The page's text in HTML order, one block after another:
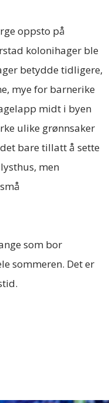
oppsto på
kolonihager ble
betydde tidligere,
mye for barnerike
midt i byen
ulike grønnsaker
bare tillatt å sette
men
som bor
sommeren. Det er